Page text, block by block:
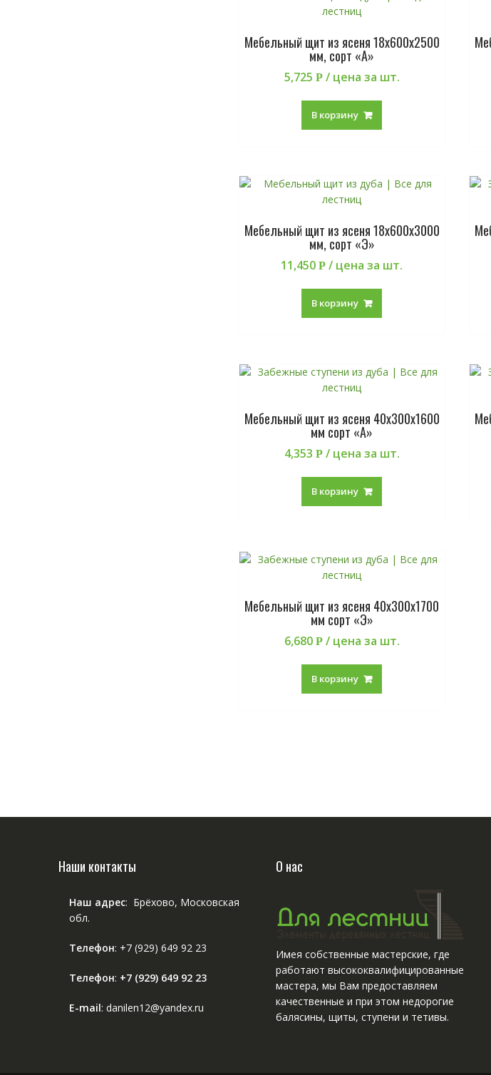
Мебельный щит из ясеня 18х600х2500
мм, сорт «А»
5,725 Р / цена за шт.
В корзину
Мебельный щит из ясеня 18х600х3000
мм, сорт «Э»
11,450Р / цена за шт.
В корзину
Мебельный щит из ясеня 40х300х1600
мм сорт «А»
4,353 Р / цена за шт.
В корзину
Мебельный щит из ясеня 40х300х1700
мм сорт «Э»
6,680 Р / цена за шт.
В корзину
Наши контакты
Наш адрес: Брёхово, Московская
обл.
Телефон: +7 (929) 649 92 23
Телефон: +7 (929) 649 92 23
E-mail: danilen12@yandex.ru
О нас
Имея собственные мастерские, где
работают высококвалифицированные
мастера, мы Вам предоставляем
качественные и при этом недорогие
балясины, щиты, ступени и тетивы.